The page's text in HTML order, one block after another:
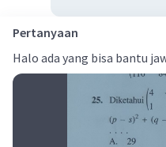
Pertanyaan
Halo ada yang bisa bantu